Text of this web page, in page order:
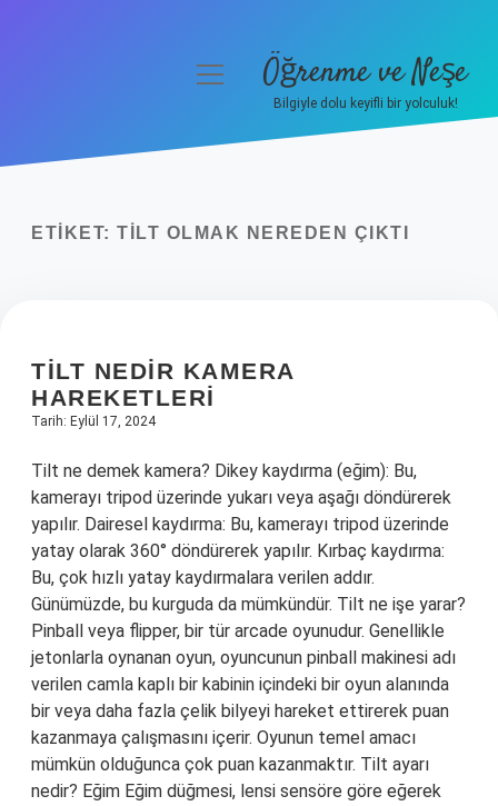
Yasal Uyarı
menüyüÖğrenme ve Neşe
Bilgiyle dolu keyifli bir yolculuk!
ETIKET: TILT OLMAK NEREDEN ÇIKTI
TILT NEDIR KAMERA
HAREKETLERI
Tarih: Eylül 17, 2024
Tilt ne demek kamera? Dikey kaydırma (eğim): Bu,
kamerayı tripod üzerinde yukarı veya aşağı döndürerek
yapılır. Dairesel kaydırma: Bu, kamerayı tripod üzerinde
yatay olarak 360° döndürerek yapılır. Kırbaç kaydırma:
Bu, çok hızlı yatay kaydırmalara verilen addır.
Günümüzde, bu kurguda da mümkündür. Tilt ne işe yarar?
Pinball veya flipper, bir tür arcade oyunudur. Genellikle
jetonlarla oynanan oyun, oyuncunun pinball makinesi adı
verilen camla kaplı bir kabinin içindeki bir oyun alanında
bir veya daha fazla çelik bilyeyi hareket ettirerek puan
kazanmaya çalışmasını içerir. Oyunun temel amacı
mümkün olduğunca çok puan kazanmaktır. Tilt ayarı
nedir? Eğim Eğim düğmesi, lensi sensöre göre eğerek